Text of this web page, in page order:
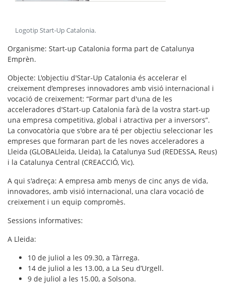
Logotip Start-Up Catalonia.
Organisme: Start-up Catalonia forma part de Catalunya
Emprèn.
Objecte: L'objectiu d'Star-Up Catalonia és accelerar el
creixement d’empreses innovadores amb visió internacional i
vocació de creixement: “Formar part d'una de les
acceleradores d'Start-up Catalonia farà de la vostra start-up
una empresa competitiva, global i atractiva per a inversors”.
La convocatòria que s'obre ara té per objectiu seleccionar les
empreses que formaran part de les noves acceleradores a
Lleida (GLOBALleida, Lleida), la Catalunya Sud (REDESSA, Reus)
i la Catalunya Central (CREACCIÓ, Vic).
A qui s'adreça: A empresa amb menys de cinc anys de vida,
innovadores, amb visió internacional, una clara vocació de
creixement i un equip compromès.
Sessions informatives:
A Lleida:
10 de juliol a les 09.30, a Tàrrega.
14 de juliol a les 13.00, a La Seu d’Urgell.
9 de juliol a les 15.00, a Solsona.